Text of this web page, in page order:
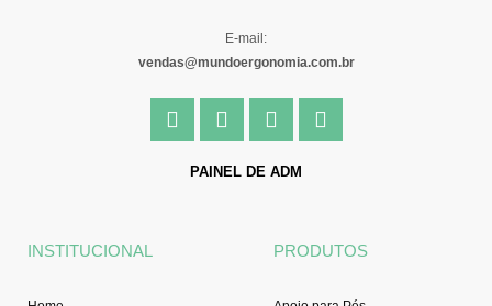
E-mail:
vendas@mundoergonomia.com.br
F
a
I
n
t
Y
o
t
e
L
i
n
PAINEL DE ADM
INSTITUCIONAL PRODUTOS